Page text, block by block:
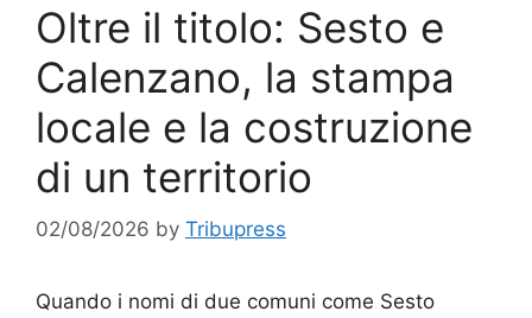
Oltre il titolo: Sesto e
Calenzano, la stampa
locale e la costruzione
di un territorio
02/08/2026 by Tribupress
Quando i nomi di due comuni come Sesto